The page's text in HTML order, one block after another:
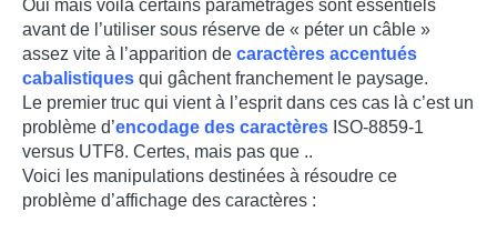
Oui mais voilà certains paramétrages sont essentiels
avant de l’utiliser sous réserve de « péter un câble »
assez vite à l’apparition de caractères accentués
cabalistiques qui gâchent franchement le paysage.
Le premier truc qui vient à l’esprit dans ces cas là c’est un
problème d’encodage des caractères ISO-8859-1
versus UTF8. Certes, mais pas que ..
Voici les manipulations destinées à résoudre ce
problème d’affichage des caractères :